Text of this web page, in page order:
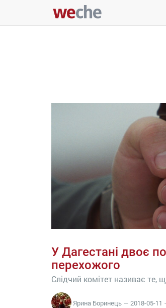
У Дагестані двоє
перехожого
Слідчий комітет називає те,
Ярина Боринець — 2018-05-11